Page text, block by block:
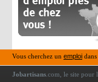
Vous cherchez un emploi
Jobartisans .com, le site pour